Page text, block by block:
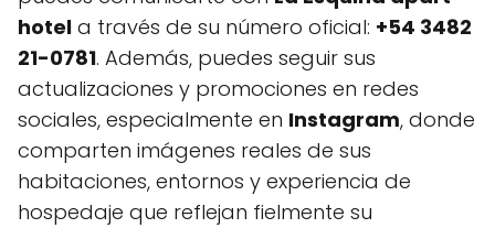
hotel a través de su número oficial: +54 3482
21-0781. Además, puedes seguir sus
actualizaciones y promociones en redes
sociales, especialmente en Instagram, donde
comparten imágenes reales de sus
habitaciones, entornos y experiencia de
hospedaje que reflejan fielmente su